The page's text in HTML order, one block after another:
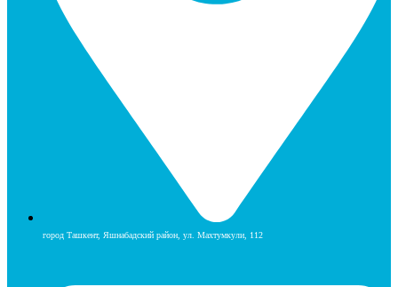
город Ташкент, Яшнабадский район, ул. Махтумкули, 112